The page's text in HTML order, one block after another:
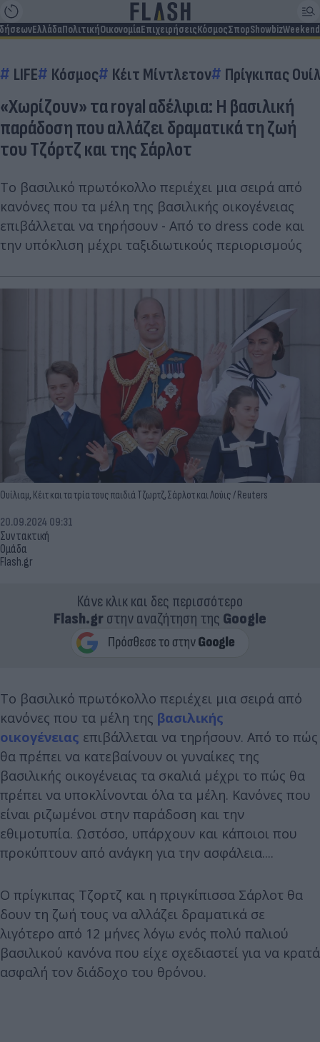
ΕλλάδαΠολιτικήΟικονομίαΕπιχειρήσειςΚόσμοςΣπορShowbizWeekend
LIFE Κόσμος Κέιτ Μίντλετον Πρίγκιπας
«Χωρίζουν» τα royal αδέλφια: Η βασιλική
παράδοση που αλλάζει δραματικά τη ζωή
του Τζόρτζ και της Σάρλοτ
Το βασιλικό πρωτόκολλο περιέχει μια σειρά από
κανόνες που τα μέλη της βασιλικής οικογένειας
επιβάλλεται να τηρήσουν - Από το dress code και
την υπόκλιση μέχρι ταξιδιωτικούς περιορισμούς
Ουίλιαμ, Κέιτ και τα τρία τους παιδιά Τζωρτζ, Σάρλοτ και Λούις / Reuters
Συντακτική
Ομάδα
Flash.gr
20.09.2024 09:31
Κάνε κλικ και δες περισσότερο
Flash.grστην αναζήτηση της Google
Το βασιλικό πρωτόκολλο περιέχει μια σειρά από
κανόνες που τα μέλη της βασιλικής
οικογένειας επιβάλλεται να τηρήσουν. Από το πώς
θα πρέπει να κατεβαίνουν οι γυναίκες της
βασιλικής οικογένειας τα σκαλιά μέχρι το πώς θα
πρέπει να υποκλίνονται όλα τα μέλη. Κανόνες που
είναι ριζωμένοι στην παράδοση και την
εθιμοτυπία. Ωστόσο, υπάρχουν και κάποιοι που
προκύπτουν από ανάγκη για την ασφάλεια....
Ο πρίγκιπας Τζορτζ και η πριγκίπισσα Σάρλοτ θα
δουν τη ζωή τους να αλλάζει δραματικά σε
λιγότερο από 12 μήνες λόγω ενός πολύ παλιού
βασιλικού κανόνα που είχε σχεδιαστεί για να κρατά
ασφαλή τον διάδοχο του θρόνου.